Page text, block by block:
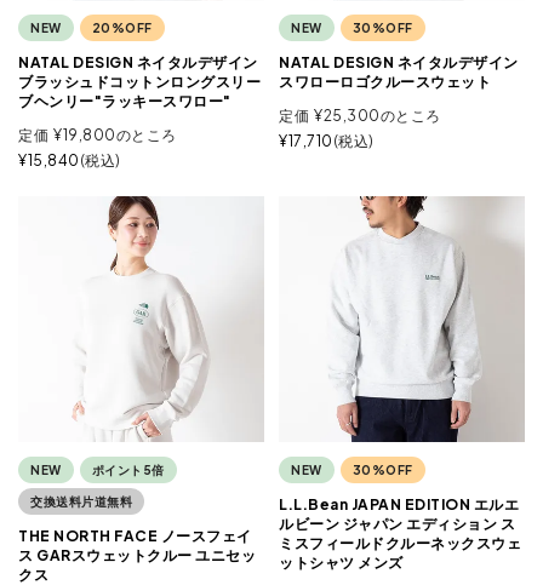
NEW 20%OFF
NATAL DESIGN ネイタルデザイン
ブラッシュドコットンロングスリー
ブヘンリー"ラッキースワロー"
定価 ¥19,800のところ
¥15,840 税込
NEW 30%OFF
NATAL DESIGN ネイタルデザイン
スワローロゴクルースウェット
定価 ¥25,300のところ
¥17,710 税込
NEW ポイント5倍
交換送料片道無料
THE NORTH FACE ノースフェイ
ス GARスウェットクルー ユニセッ
クス
NEW 30%OFF
L.L.Bean JAPAN EDITION エルエ
ルビーン ジャパン エディション ス
ミスフィールドクルーネックスウェ
ットシャツ メンズ